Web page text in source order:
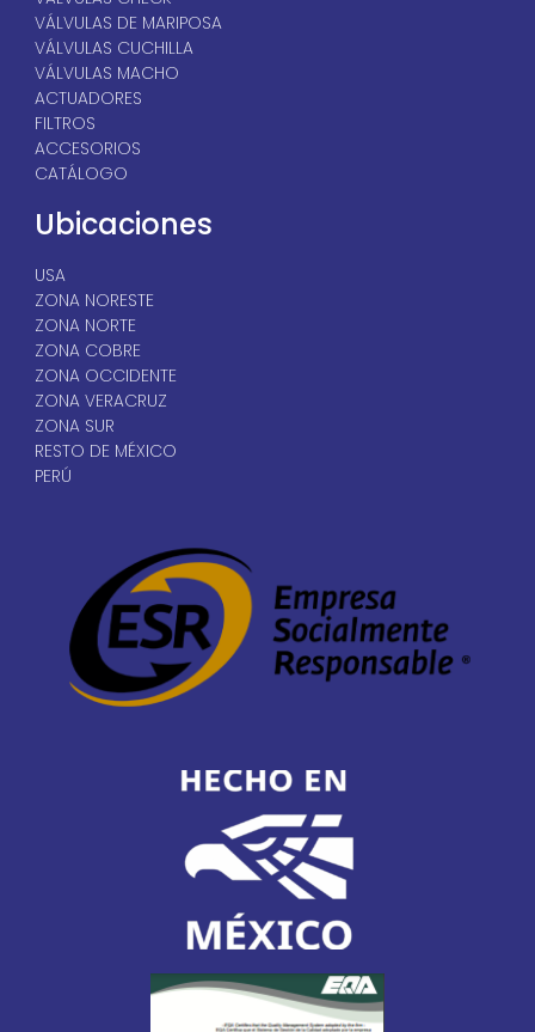
VÁLVULAS DE MARIPOSA
VÁLVULAS CUCHILLA
VÁLVULAS MACHO
ACTUADORES
FILTROS
ACCESORIOS
CATÁLOGO
Ubicaciones
USA
ZONA NORESTE
ZONA NORTE
ZONA COBRE
ZONA OCCIDENTE
ZONA VERACRUZ
ZONA SUR
RESTO DE MÉXICO
PERÚ